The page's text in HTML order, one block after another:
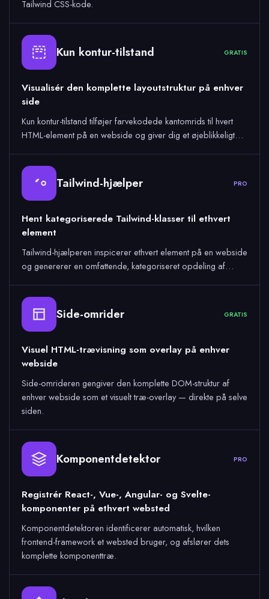
Tailwind CSS-kode.
Kun kontur-tilstand GRATIS
Visualisér den komplette layoutstruktur på enhver
side
Kun kontur-tilstand tilføjer farvekodede kantomrids til hvert
HTML-element på en webside og giver dig et øjeblikkeligt…
Tailwind-hjælper PRO
Hent kategoriserede Tailwind-klasser til ethvert
element
Tailwind-hjælperen inspicerer ethvert element på en webside
og genererer en omfattende, kategoriseret opdeling af…
Side-omrider GRATIS
Visuel HTML-trævisning som overlay på enhver
webside
Side-omrideren gengiver den komplette DOM-struktur af
enhver webside som et visuelt træ-overlay — direkte på selve
siden.
Komponentdetektor PRO
Registrér React-, Vue-, Angular- og Svelte-
komponenter på ethvert websted
Komponentdetektoren identificerer automatisk, hvilken
frontend-framework et websted bruger, og afslører dets
komplette komponenttræ.